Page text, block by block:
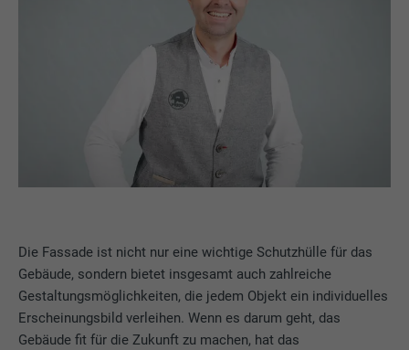
Die Fassade ist nicht nur eine wichtige Schutzhülle für das
Gebäude, sondern bietet insgesamt auch zahlreiche
Gestaltungsmöglichkeiten, die jedem Objekt ein individuelles
Erscheinungsbild verleihen. Wenn es darum geht, das
Gebäude fit für die Zukunft zu machen, hat das